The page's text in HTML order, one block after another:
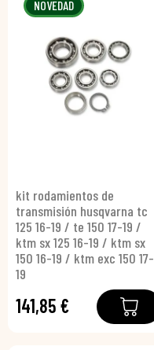
NOVEDAD
kit rodamientos de
transmisión husqvarna tc
125 16-19 / te 150 17-19 /
ktm sx 125 16-19 / ktm sx
150 16-19 / ktm exc 150 17-
19
141,85 €